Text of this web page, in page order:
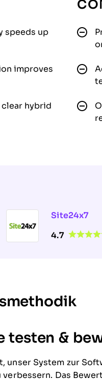
speeds up
improves
hybrid
Site24x7
4.7
testen &
unser System zur
verbessern. Das